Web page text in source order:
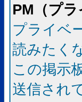
PM（プ
プライベ
読みたく
この掲示
送信され